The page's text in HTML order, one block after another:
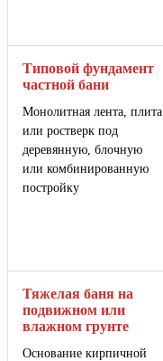
Типовой фундамент
частной бани
Монолитная лента, плита
или ростверк под
деревянную, блочную
или комбинированную
постройку
Тяжелая баня на
подвижном или
влажном грунте
Основание кирпичной